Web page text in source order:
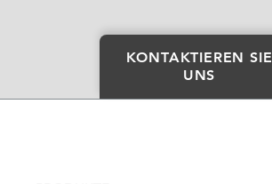
KONTAKTIEREN SIE
UNS